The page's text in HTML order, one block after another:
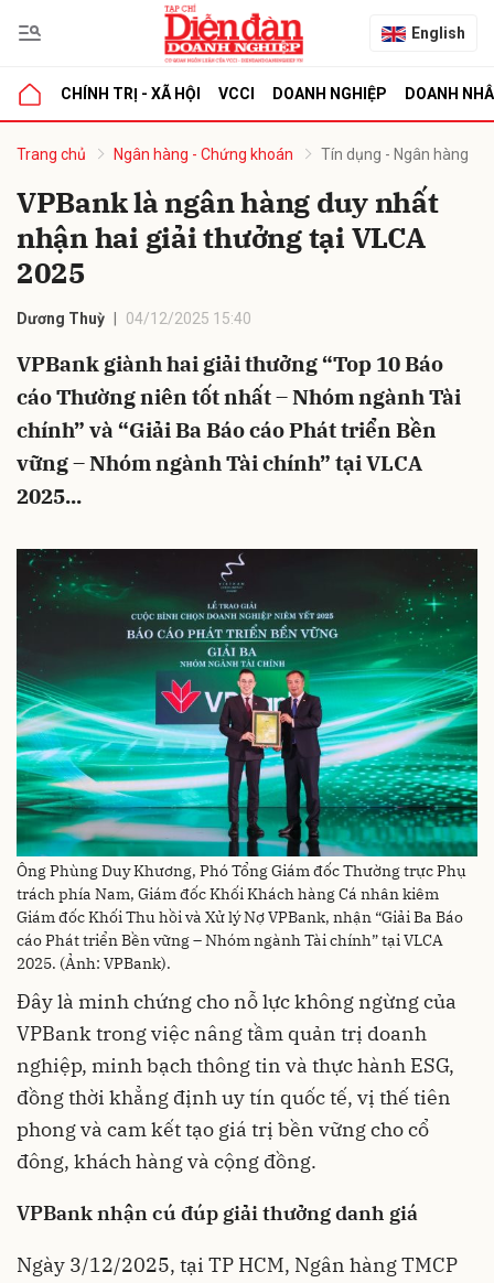
English
CHÍNH TRỊ - XÃ HỘI VCCI DOANH NGHIỆP DOANH
Trang chủ Ngân hàng - Chứng khoán Tín dụng - Ngân hàng
VPBank là ngân hàng duy nhất
nhận hai giải thưởng tại VLCA
2025
Dương Thuỳ 04/12/2025 15:40
VPBank giành hai giải thưởng “Top 10 Báo
cáo Thường niên tốt nhất – Nhóm ngành Tài
chính” và “Giải Ba Báo cáo Phát triển Bền
vững – Nhóm ngành Tài chính” tại VLCA
2025...
Ông Phùng Duy Khương, Phó Tổng Giám đốc Thường trực Phụ
trách phía Nam, Giám đốc Khối Khách hàng Cá nhân kiêm
Giám đốc Khối Thu hồi và Xử lý Nợ VPBank, nhận “Giải Ba Báo
cáo Phát triển Bền vững – Nhóm ngành Tài chính” tại VLCA
2025. (Ảnh: VPBank).
Đây là minh chứng cho nỗ lực không ngừng của
VPBank trong việc nâng tầm quản trị doanh
nghiệp, minh bạch thông tin và thực hành ESG,
đồng thời khẳng định uy tín quốc tế, vị thế tiên
phong và cam kết tạo giá trị bền vững cho cổ
đông, khách hàng và cộng đồng.
VPBank nhận cú đúp giải thưởngdanh giá
Ngày 3/12/2025, tại TP HCM, Ngân hàng TMCP
luận
Hủy